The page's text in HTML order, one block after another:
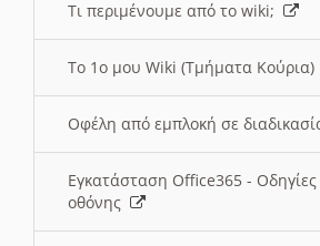
Τι περιμένουμε από το wiki;
Το 1ο μου Wiki (Τμήματα Κούρια)
Οφέλη από εμπλοκή σε
Εγκατάσταση Office365 -
οθόνης